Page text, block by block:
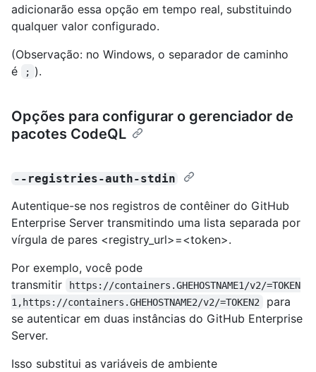
adicionarão essa opção em tempo real, substituindo
qualquer valor configurado.
(Observação: no Windows, o separador de caminho
é
; ).
Opções para configurar o gerenciador de
pacotes CodeQL
--registries-auth-stdin
Autentique-se nos registros de contêiner do GitHub
Enterprise Server transmitindo uma lista separada por
vírgula de pares <registry_url>=<token>.
Por exemplo, você pode
transmitir
https://containers.GHEHOSTNAME1/v2/=TOKEN
1,https://containers.GHEHOSTNAME2/v2/=TOKEN2
para
se autenticar em duas instâncias do GitHub Enterprise
Server.
Isso substitui as variáveis de ambiente